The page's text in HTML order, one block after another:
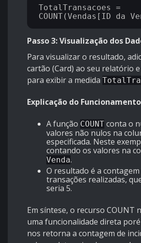
TotalTransacoes =
Passo 3: Visualização dos
Para visualizar o resultado,
cartão (Card) ao seu relatório
para exibir a medida
Explicação do
A função COUNT conta o
valores não nulos na
especificada. Neste
contando os valores na
Venda.
O resultado é a
transações realizadas,
seria 5.
Em síntese, o recurso COUNT
uma funcionalidade direta
nos retorna a contagem de